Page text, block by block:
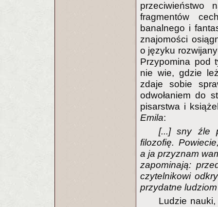
fragmentów
banalnego i
znajomości
o języku
Przypomina pod
nie wie, gdzie
zdaje sobie
odwołaniem do
pisarstwa i
Emila:
[...] sny źle
filozofię.
a ja przyznam
zapominają:
czytelnikowi
przydatne
Ludzie